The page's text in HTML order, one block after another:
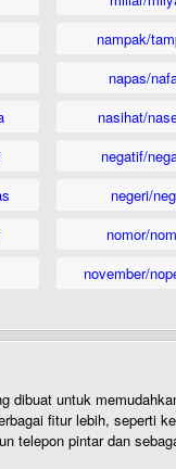
nampak/
napas/
nasihat/
negatif/
negeri/
nomor/
november/
dibuat untuk
fitur lebih, seperti
telepon pintar dan